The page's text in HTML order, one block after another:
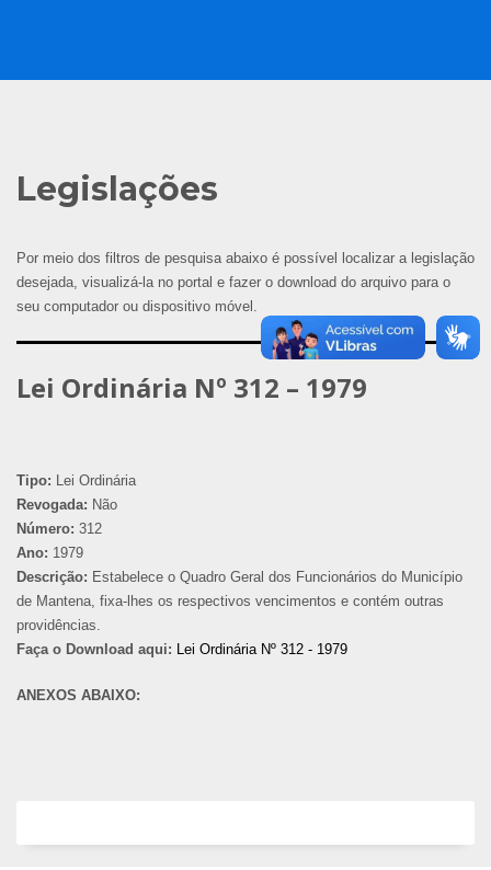
Legislações
Por meio dos filtros de pesquisa abaixo é possível localizar a legislação
desejada, visualizá-la no portal e fazer o download do arquivo para o
seu computador ou dispositivo móvel.
Lei Ordinária Nº 312 – 1979
Tipo: Lei Ordinária
Revogada: Não
Número: 312
Ano: 1979
Descrição: Estabelece o Quadro Geral dos Funcionários do Município
de Mantena, fixa-lhes os respectivos vencimentos e contém outras
providências.
Faça o Download aqui: Lei Ordinária Nº 312 - 1979
ANEXOS ABAIXO: